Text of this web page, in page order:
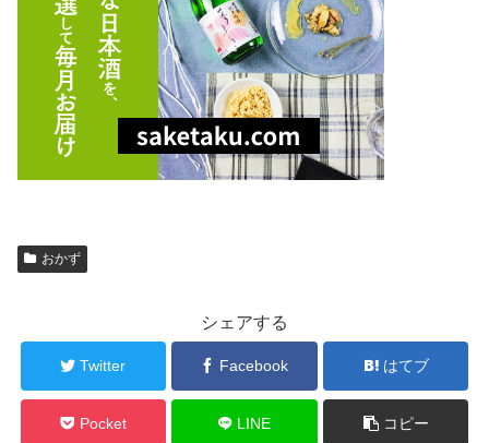
おかず
シェアする
Twitter Facebook はてブ
Pocket LINE コピー